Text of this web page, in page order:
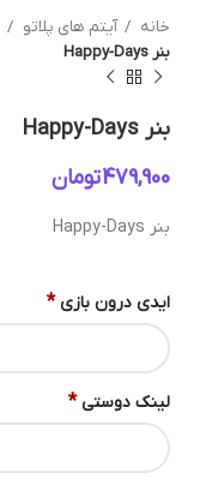
خانه آیتم های پلاتو
بنر Happy-Days
بنر Happy-Days
تومان
بنر Happy-Days
ایدی درون بازی *
لینک دوستی *